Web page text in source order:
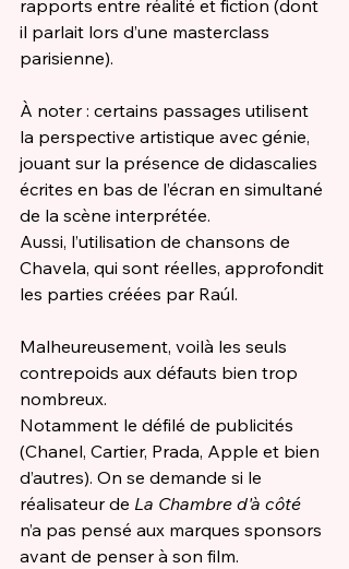
rapports entre réalité et fiction (dont
il parlait lors d’une masterclass
parisienne).
À noter : certains passages utilisent
la perspective artistique avec génie,
jouant sur la présence de didascalies
écrites en bas de l’écran en simultané
de la scène interprétée.
Aussi, l’utilisation de chansons de
Chavela, qui sont réelles, approfondit
les parties créées par Raúl.
Malheureusement, voilà les seuls
contrepoids aux défauts bien trop
nombreux.
Notamment le défilé de publicités
(Chanel, Cartier, Prada, Apple et bien
d’autres). On se demande si le
réalisateur de La Chambre d'à côté
n’a pas pensé aux marques sponsors
avant de penser à son film.